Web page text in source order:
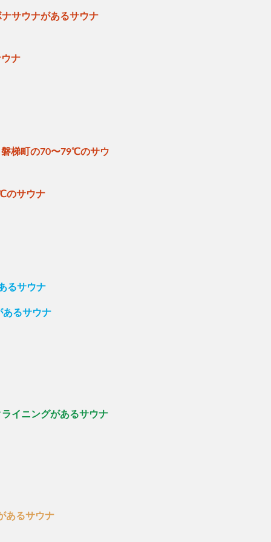
サウナがあるサウナ
ナ
磐梯町の70〜79℃のサウ
のサウナ
るサウナ
るサウナ
イニングがあるサウナ
あるサウナ